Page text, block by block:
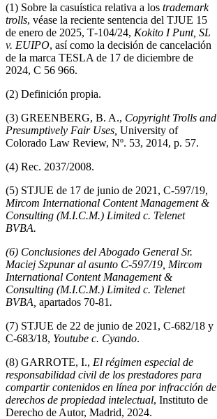
(1) Sobre la casuística relativa a los trademark
trolls, véase la reciente sentencia del TJUE 15
de enero de 2025, T‑104/24, Kokito I Punt, SL
v. EUIPO, así como la decisión de cancelación
de la marca TESLA de 17 de diciembre de
2024, C 56 966.
(2) Definición propia.
(3) GREENBERG, B. A., Copyright Trolls and
Presumptively Fair Uses, University of
Colorado Law Review, Nº. 53, 2014, p. 57.
(4) Rec. 2037/2008.
(5) STJUE de 17 de junio de 2021, C-597/19,
Mircom International Content Management &
Consulting (M.I.C.M.) Limited c. Telenet
BVBA.
(6) Conclusiones del Abogado General Sr.
Maciej Szpunar al asunto C-597/19, Mircom
International Content Management &
Consulting (M.I.C.M.) Limited c. Telenet
BVBA, apartados 70-81.
(7) STJUE de 22 de junio de 2021, C‑682/18 y
C‑683/18, Youtube c. Cyando.
(8) GARROTE, I., El régimen especial de
responsabilidad civil de los prestadores para
compartir contenidos en línea por infracción de
derechos de propiedad intelectual, Instituto de
Derecho de Autor, Madrid, 2024.